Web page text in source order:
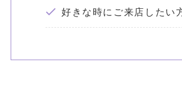
好きな時にご来店したい